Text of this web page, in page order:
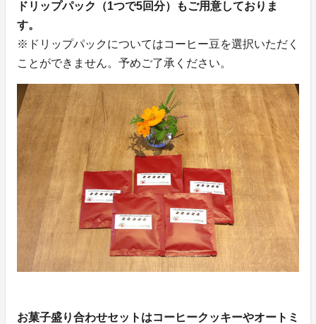
ドリップパック（1つで5回分）もご用意しておりま
す。
※ドリップパックについてはコーヒー豆を選択いただく
ことができません。予めご了承ください。
お菓子盛り合わせセットはコーヒークッキーやオートミ